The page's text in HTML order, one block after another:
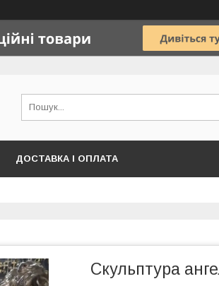
ДОСТАВКА І ОПЛАТА
Скульптура